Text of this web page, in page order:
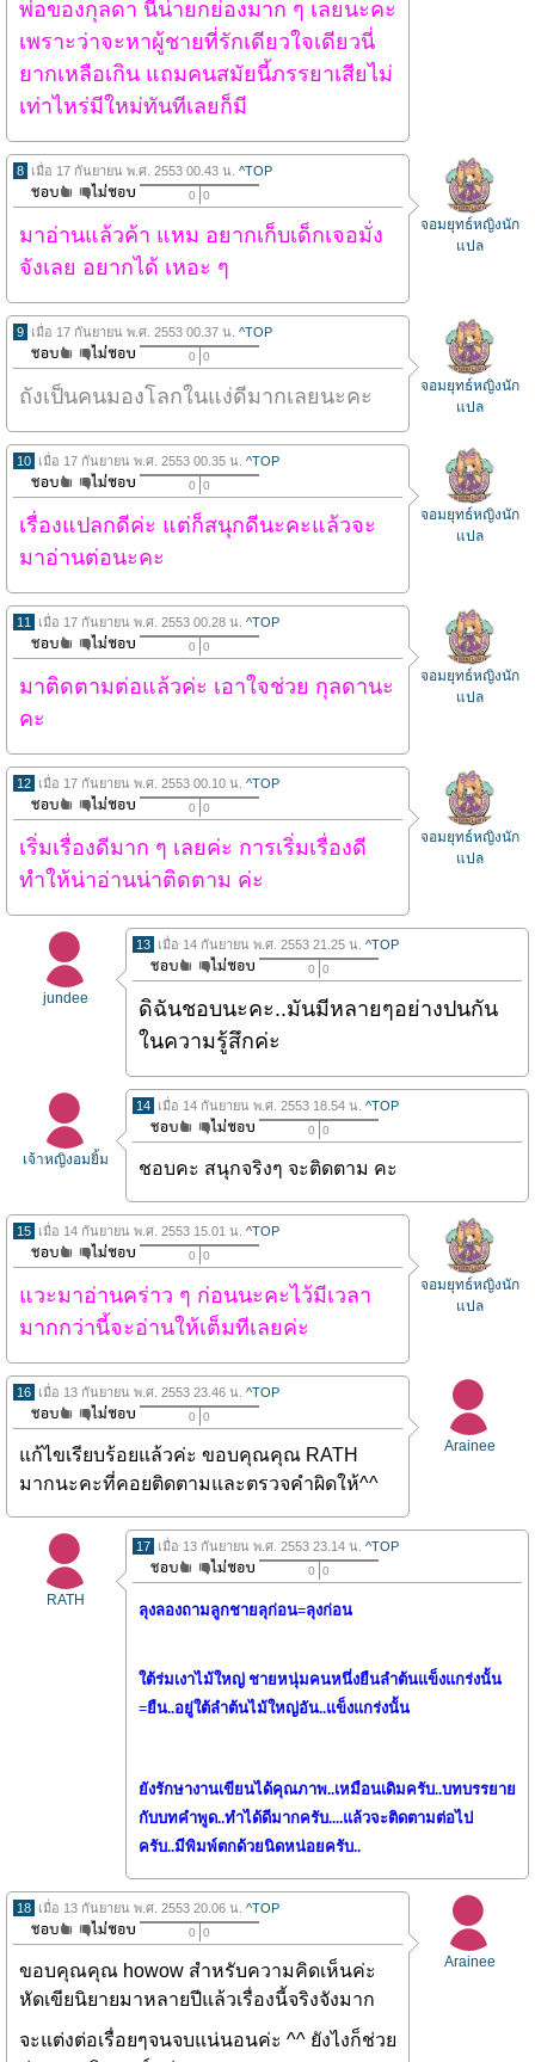
พ่อของกุลดา นี่น่ายกย่องมาก ๆ เลยนะคะ
เพราะว่าจะหาผู้ชายที่รักเดียวใจเดียวนี่
ยากเหลือเกิน แถมคนสมัยนี้ภรรยาเสียไม่
เท่าไหร่มีใหม่ทันทีเลยก็มี
จอมยุทธ์หญิงนัก
แปล
8 เมื่อ 17 กันยายน พ.ศ. 2553 00.43 น. ^TOP
0 0
มาอ่านแล้วค้า แหม อยากเก็บเด็กเจอมั่ง
จังเลย อยากได้ เหอะ ๆ
จอมยุทธ์หญิงนัก
แปล
9 เมื่อ 17 กันยายน พ.ศ. 2553 00.37 น. ^TOP
0 0
ถังเป็นคนมองโลกในแง่ดีมากเลยนะคะ
จอมยุทธ์หญิงนัก
แปล
10 เมื่อ 17 กันยายน พ.ศ. 2553 00.35 น. ^TOP
0 0
เรื่องแปลกดีค่ะ แต่ก็สนุกดีนะคะแล้วจะ
มาอ่านต่อนะคะ
จอมยุทธ์หญิงนัก
แปล
11 เมื่อ 17 กันยายน พ.ศ. 2553 00.28 น. ^TOP
0 0
มาติดตามต่อแล้วค่ะ เอาใจช่วย กุลดานะ
คะ
จอมยุทธ์หญิงนัก
แปล
12 เมื่อ 17 กันยายน พ.ศ. 2553 00.10 น. ^TOP
0 0
เริ่มเรื่องดีมาก ๆ เลยค่ะ การเริ่มเรื่องดี
ทำให้น่าอ่านน่าติดตาม ค่ะ
jundee
13 เมื่อ 14 กันยายน พ.ศ. 2553 21.25 น. ^TOP
0 0
ดิฉันชอบนะคะ..มันมีหลายๆอย่างปนกัน
ในความรู้สึกค่ะ
เจ้าหญิงอมยิ้ม
14 เมื่อ 14 กันยายน พ.ศ. 2553 18.54 น. ^TOP
0 0
ชอบคะ สนุกจริงๆ จะติดตาม คะ
จอมยุทธ์หญิงนัก
แปล
15 เมื่อ 14 กันยายน พ.ศ. 2553 15.01 น. ^TOP
0 0
แวะมาอ่านคร่าว ๆ ก่อนนะคะไว้มีเวลา
มากกว่านี้จะอ่านให้เต็มทีเลยค่ะ
Arainee
16 เมื่อ 13 กันยายน พ.ศ. 2553 23.46 น. ^TOP
0 0
แก้ไขเรียบร้อยแล้วค่ะ ขอบคุณคุณ RATH
มากนะคะที่คอยติดตามและตรวจคำผิดให้^^
RATH
17 เมื่อ 13 กันยายน พ.ศ. 2553 23.14 น. ^TOP
0 0
ลุงลองถามลูกชายลุก่อน=ลุงก่อน
ใต้ร่มเงาไม้ใหญ่ ชายหนุ่มคนหนึ่งยืนลำต้นแข็งแกร่งนั้น
=ยืน..อยู่ใต้ลำต้นไม้ใหญ่อัน..แข็งแกร่งนั้น
ยังรักษางานเขียนได้คุณภาพ..เหมือนเดิมครับ..บทบรรยาย
กับบทคำพูด..ทำได้ดีมากครับ....แล้วจะติดตามต่อไป
ครับ..มีพิมพ์ตกด้วยนิดหน่อยครับ..
Arainee
18 เมื่อ 13 กันยายน พ.ศ. 2553 20.06 น. ^TOP
0 0
ขอบคุณคุณ howow สำหรับความคิดเห็นค่ะ
หัดเขียนิยายมาหลายปีแล้วเรื่องนี้จริงจังมาก
จะแต่งต่อเรื่อยๆจนจบแน่นอนค่ะ ^^ ยังไงก็ช่วย